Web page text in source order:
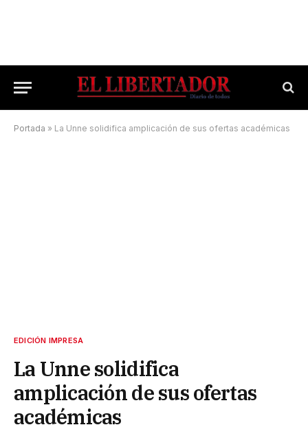
Portada » La Unne solidifica amplicación de sus ofertas académicas
EDICIÓN IMPRESA
La Unne solidifica
amplicación de sus ofertas
académicas